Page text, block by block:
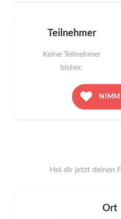
Teilnehmer
Keine Teilnehmer
bisher.
NIMM
Hol dir jetzt deinen
Ort